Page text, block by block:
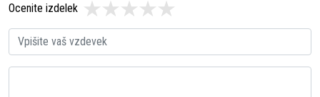
Ocenite izdelek